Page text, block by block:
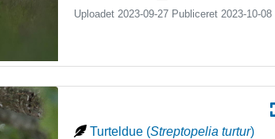
Uploadet 2023-09-27 Publiceret 2023-10-08
Turteldue (Streptopelia turtur)